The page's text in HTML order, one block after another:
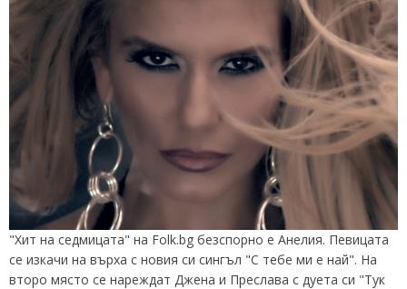
"Хит на седмицата" на Folk.bg безспорно е Анелия. Певицата
се изкачи на върха с новия си сингъл "С тебе ми е най". На
второ място се нареждат Джена и Преслава с дуета си "Тук